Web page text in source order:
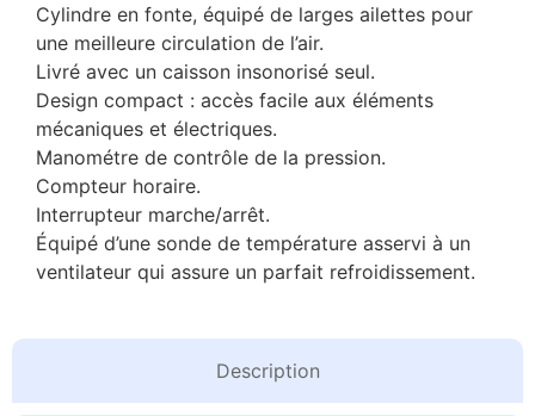
Description
Cylindre en fonte, équipé de larges ailettes pour
une meilleure circulation de l’air.
Livré avec un caisson insonorisé seul.
Design compact : accès facile aux éléments
mécaniques et électriques.
Manométre de contrôle de la pression.
Compteur horaire.
Interrupteur marche/arrêt.
Équipé d’une sonde de température asservi à un
ventilateur qui assure un parfait refroidissement.